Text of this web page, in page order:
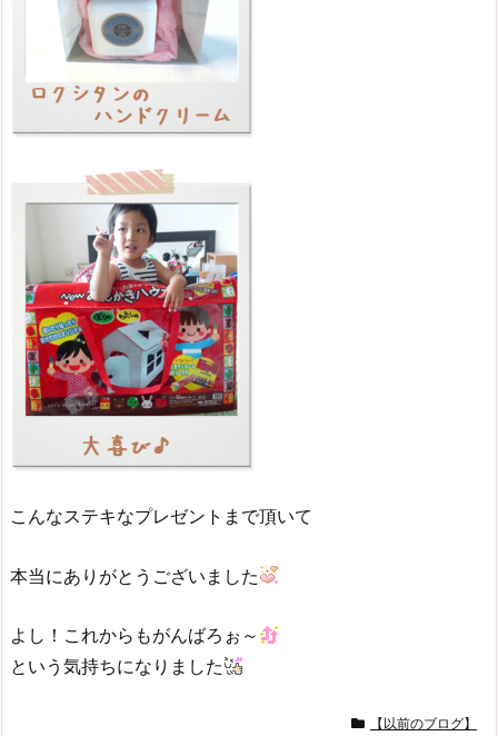
こんなステキなプレゼントまで頂いて
本当にありがとうございました
よし！これからもがんばろぉ～
という気持ちになりました
【以前のブログ】